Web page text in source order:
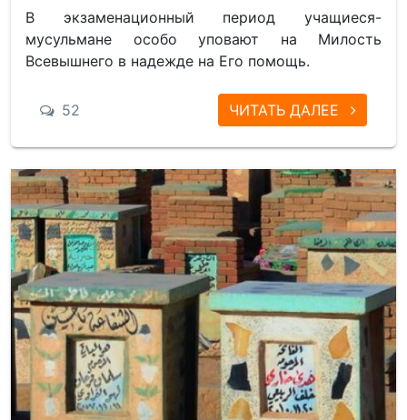
В экзаменационный период учащиеся-
мусульмане особо уповают на Милость
Всевышнего в надежде на Его помощь.
52 ЧИТАТЬ ДАЛЕЕ